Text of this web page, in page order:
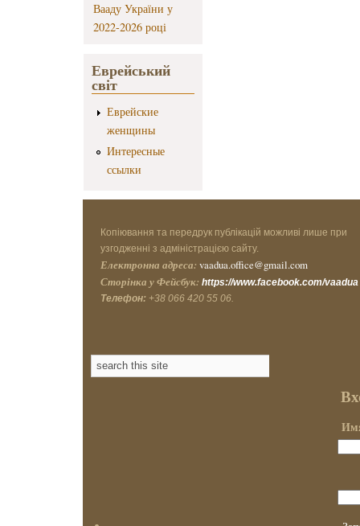
Вааду України у
2022-2026 році
Еврейський
світ
Еврейские
женщины
Интересные
ссылки
Копіювання та передрук публікацій можливі лише при
узгодженні з адміністрацією сайту.
Електронна адреса: vaadua.office@gmail.com
Сторінка у Фейсбук: https://www.facebook.com/vaadua
Телефон: +38 066 420 55 06.